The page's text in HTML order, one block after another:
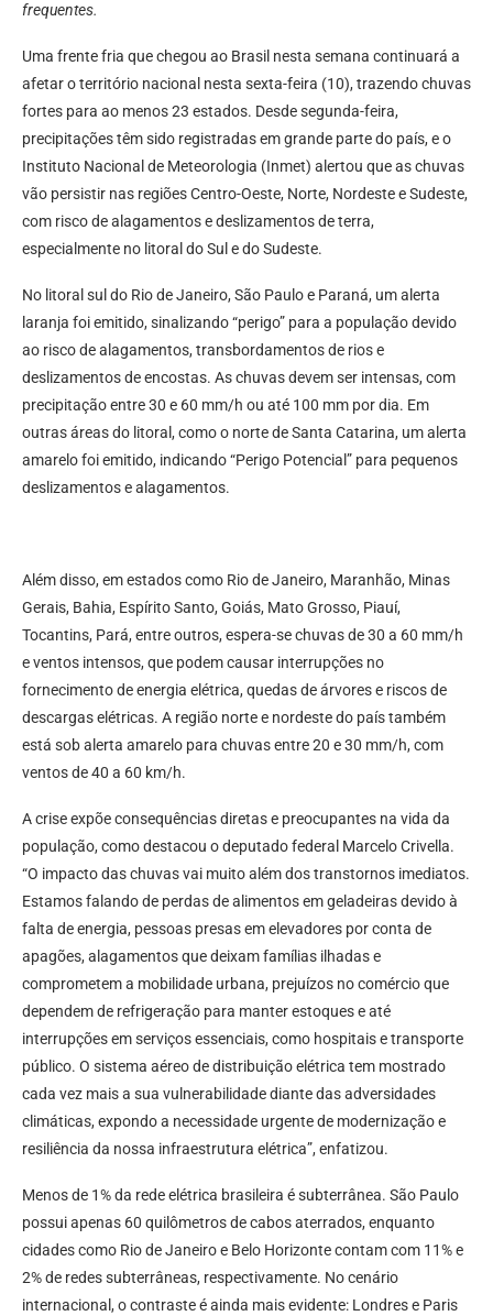
frequentes.
Uma frente fria que chegou ao Brasil nesta semana continuará a
afetar o território nacional nesta sexta-feira (10), trazendo chuvas
fortes para ao menos 23 estados. Desde segunda-feira,
precipitações têm sido registradas em grande parte do país, e o
Instituto Nacional de Meteorologia (Inmet) alertou que as chuvas
vão persistir nas regiões Centro-Oeste, Norte, Nordeste e Sudeste,
com risco de alagamentos e deslizamentos de terra,
especialmente no litoral do Sul e do Sudeste.
No litoral sul do Rio de Janeiro, São Paulo e Paraná, um alerta
laranja foi emitido, sinalizando “perigo” para a população devido
ao risco de alagamentos, transbordamentos de rios e
deslizamentos de encostas. As chuvas devem ser intensas, com
precipitação entre 30 e 60 mm/h ou até 100 mm por dia. Em
outras áreas do litoral, como o norte de Santa Catarina, um alerta
amarelo foi emitido, indicando “Perigo Potencial” para pequenos
deslizamentos e alagamentos.
Além disso, em estados como Rio de Janeiro, Maranhão, Minas
Gerais, Bahia, Espírito Santo, Goiás, Mato Grosso, Piauí,
Tocantins, Pará, entre outros, espera-se chuvas de 30 a 60 mm/h
e ventos intensos, que podem causar interrupções no
fornecimento de energia elétrica, quedas de árvores e riscos de
descargas elétricas. A região norte e nordeste do país também
está sob alerta amarelo para chuvas entre 20 e 30 mm/h, com
ventos de 40 a 60 km/h.
A crise expõe consequências diretas e preocupantes na vida da
população, como destacou o deputado federal Marcelo Crivella.
“O impacto das chuvas vai muito além dos transtornos imediatos.
Estamos falando de perdas de alimentos em geladeiras devido à
falta de energia, pessoas presas em elevadores por conta de
apagões, alagamentos que deixam famílias ilhadas e
comprometem a mobilidade urbana, prejuízos no comércio que
dependem de refrigeração para manter estoques e até
interrupções em serviços essenciais, como hospitais e transporte
público. O sistema aéreo de distribuição elétrica tem mostrado
cada vez mais a sua vulnerabilidade diante das adversidades
climáticas, expondo a necessidade urgente de modernização e
resiliência da nossa infraestrutura elétrica”, enfatizou.
Menos de 1% da rede elétrica brasileira é subterrânea. São Paulo
possui apenas 60 quilômetros de cabos aterrados, enquanto
cidades como Rio de Janeiro e Belo Horizonte contam com 11% e
2% de redes subterrâneas, respectivamente. No cenário
internacional, o contraste é ainda mais evidente: Londres e Paris